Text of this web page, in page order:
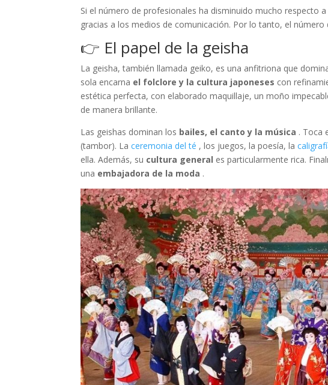
Si el número de profesionales ha disminuido mucho respecto
gracias a los medios de comunicación. Por lo tanto, el número
👉 El papel de la geisha
La geisha, también llamada geiko, es una anfitriona que
sola encarna el folclore y la cultura japoneses con
estética perfecta, con elaborado maquillaje, un moño
de manera brillante.
Las geishas dominan los bailes, el canto y la música . Toca
(tambor). Laceremonia del té , los juegos, la poesía, la
ella. Además, su cultura general es particularmente rica.
una embajadora de la moda .